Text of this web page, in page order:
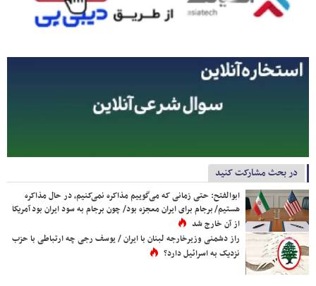
در بحث مشارکت کنید
ابوالفتح: حتی زمانی که می‌گوییم مذاکره نمی‌کنیم، در حال مذاکره
هستیم/ برجام برای ایران معجزه بود/ چون برجام به سود ایران بود آمریکا
از آن خارج شد
راز دشمنی وزیرخارجه لبنان با ایران / یوسف رجی چه ارتباطی با حزب
نزدیک به اسرائیل دارد؟